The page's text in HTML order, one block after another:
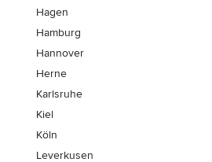
Hagen
Hamburg
Hannover
Herne
Karlsruhe
Kiel
Köln
Leverkusen